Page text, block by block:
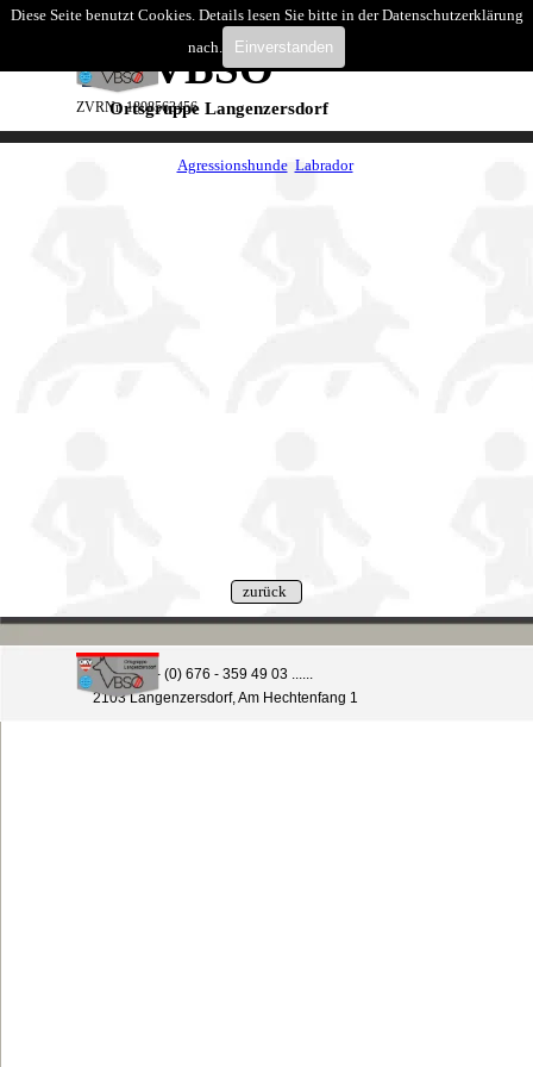
Diese Seite benutzt Cookies. Details lesen Sie bitte in der Datenschutzerklärung
nach.
Einverstanden
Direkt zum Seiteninhalt
Menü überspringen
VBSÖ
Suchen
Ortsgruppe Langenzersdorf
ZVRNr. 1808563456
Agressionshunde Labrador
Tel: +43 - (0) 676 - 359 49 03 ......
2103 Langenzersdorf, Am Hechtenfang 1